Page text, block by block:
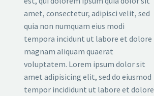
amet, consectetur, adipisci velit, sed
quia non numquam eius modi
tempora incidunt ut labore et dolore
magnam aliquam quaerat
voluptatem. Lorem ipsum dolor sit
amet adipisicing elit, sed do eiusmod
tempor incididunt ut labore et dolore